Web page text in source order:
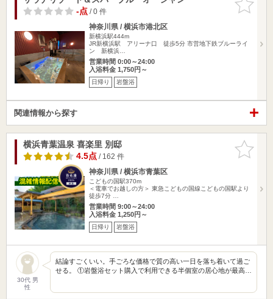
りに追加
-点/ 0 件
神奈川県 / 横浜市港北区
新横浜駅444m
JR新横浜駅 アリーナ口 徒歩5分 市営地下鉄ブルーライ
ン 新横浜…
営業時間 0:00～24:00
入浴料金 1,750円～
日帰り 岩盤浴
関連情報から探す
お気に入
りに追加
横浜青葉温泉 喜楽里 別邸
4.5点/ 162 件
神奈川県 / 横浜市青葉区
こどもの国駅370m
＜電車でお越しの方＞ 東急こどもの国線こどもの国駅より
徒歩7分 …
営業時間 9:00～24:00
入浴料金 1,250円～
日帰り 岩盤浴
30代 男
性
結論すごくいい。手ごろな価格で質の高い一日を落ち着いて過ご
せる。 ①岩盤浴セット購入で利用できる半個室の居心地が最高…